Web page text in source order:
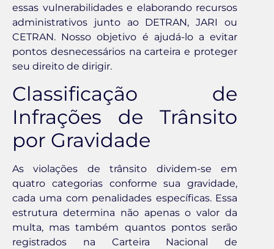
essas vulnerabilidades e elaborando recursos
administrativos junto ao DETRAN, JARI ou
CETRAN. Nosso objetivo é ajudá-lo a evitar
pontos desnecessários na carteira e proteger
seu direito de dirigir.
Classificação de
Infrações de Trânsito
por Gravidade
As violações de trânsito dividem-se em
quatro categorias conforme sua gravidade,
cada uma com penalidades específicas. Essa
estrutura determina não apenas o valor da
multa, mas também quantos pontos serão
registrados na Carteira Nacional de